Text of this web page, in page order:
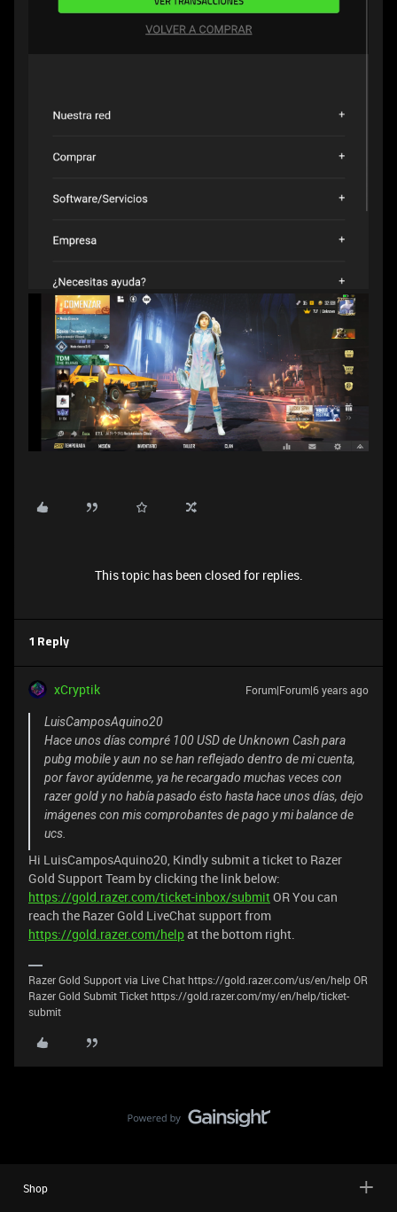
This topic has been closed for replies.
1 Reply
xCryptik Forum|Forum|6 years ago
LuisCamposAquino20
Hace unos días compré 100 USD de Unknown Cash para
pubg mobile y aun no se han reflejado dentro de mi cuenta,
por favor ayúdenme, ya he recargado muchas veces con
razer gold y no había pasado ésto hasta hace unos días, dejo
imágenes con mis comprobantes de pago y mi balance de
ucs.
Hi LuisCamposAquino20, Kindly submit a ticket to Razer
Gold Support Team by clicking the link below:
https://gold.razer.com/ticket-inbox/submitOR You can
reach the Razer Gold LiveChat support from
https://gold.razer.com/helpat the bottom right.
Razer Gold Support via Live Chat https://gold.razer.com/us/en/help OR
Razer Gold Submit Ticket https://gold.razer.com/my/en/help/ticket-
submit
Shop